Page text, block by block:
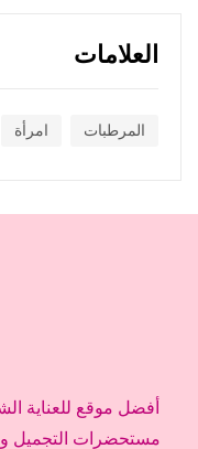
العلامات
المرطبات امرأة
أفضل موقع للعناية
مستحضرات التجميل